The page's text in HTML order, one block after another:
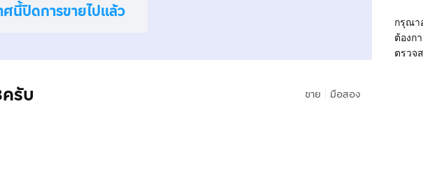
ศนี้ปิดการขายไปแล้ว
ขาย มือสอง
รับ
กรุณา
ต้องก
ตรวจ